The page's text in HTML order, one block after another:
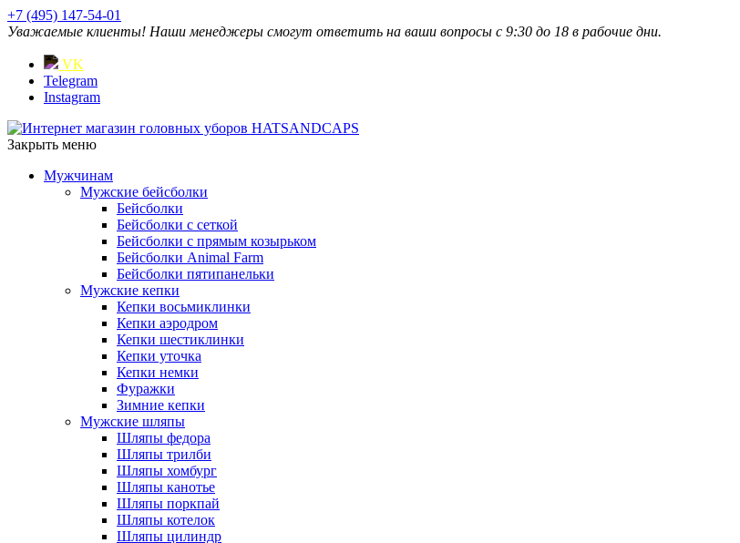
+7 (495) 147-54-01
Уважаемые клиенты! Наши менеджеры смогут ответить на ваши вопросы с 9:30 до 18 в рабочие дни.
VK
Telegram
Instagram
Закрыть меню
Мужчинам
Мужские бейсболки
Бейсболки
Бейсболки с сеткой
Бейсболки с прямым козырьком
Бейсболки Animal Farm
Бейсболки пятипанельки
Мужские кепки
Кепки восьмиклинки
Кепки аэродром
Кепки шестиклинки
Кепки уточка
Кепки немки
Фуражки
Зимние кепки
Мужские шляпы
Шляпы федора
Шляпы трилби
Шляпы хомбург
Шляпы канотье
Шляпы поркпай
Шляпы котелок
Шляпы цилиндр